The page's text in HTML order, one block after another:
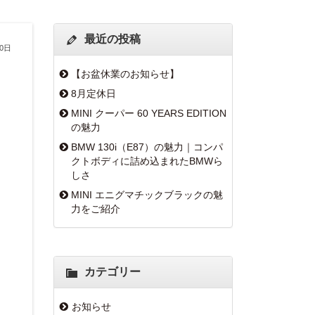
日
最近の投稿
【お盆休業のお知らせ】
8月定休日
MINI クーパー 60 YEARS EDITION
の魅力
BMW 130i（E87）の魅力｜コンパ
クトボディに詰め込まれたBMWら
しさ
MINI エニグマチックブラックの魅
力をご紹介
カテゴリー
お知らせ